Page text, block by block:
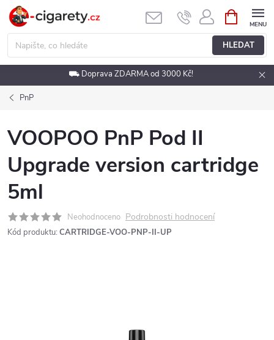
Přejít
obsah
HLEDAT
NÁKUPNÍ
KOŠÍK
⛟ Doprava ZDARMA od 3000 Kč!
PnP
VOOPOO PnP Pod II
Upgrade version cartridge
5ml
Neohodnoceno Podrobnosti hodnocení
Kód produktu: CARTRIDGE-VOO-PNP-II-UP